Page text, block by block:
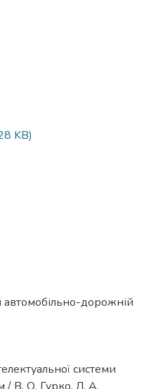
KB)
дорожній
системи